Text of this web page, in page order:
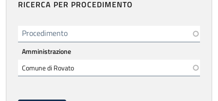
RICERCA PER PROCEDIMENTO
Procedimento
Amministrazione